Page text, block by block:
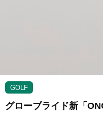
GOLF
グローブライド新「